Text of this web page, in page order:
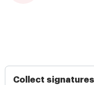
Collect signatures